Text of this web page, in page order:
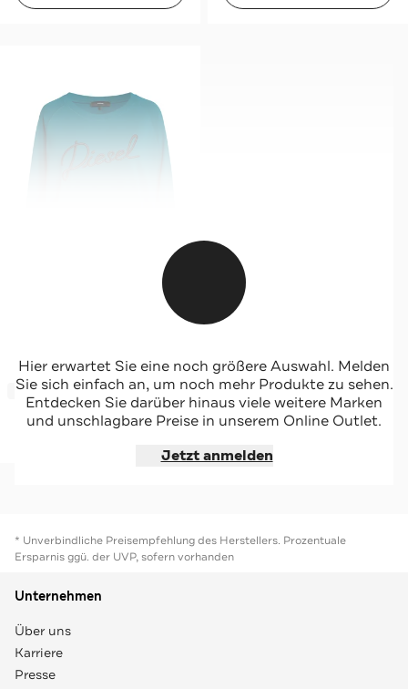
DIESEL
Sweatshirt 'Sven' petrol
-30%*
Jetzt shoppen
Hier erwartet Sie eine noch größere Auswahl. Melden
Sie sich einfach an, um noch mehr Produkte zu sehen.
Entdecken Sie darüber hinaus viele weitere Marken
und unschlagbare Preise in unserem Online Outlet.
Jetzt anmelden
* Unverbindliche Preisempfehlung des Herstellers. Prozentuale
Ersparnis ggü. der UVP, sofern vorhanden
Unternehmen
Über uns
Karriere
Presse